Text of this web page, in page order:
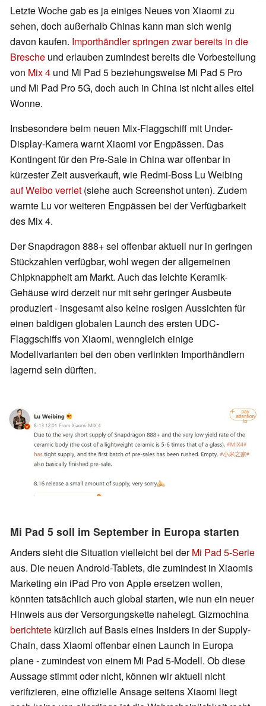
Letzte Woche gab es ja einiges Neues von Xiaomi zu
sehen, doch außerhalb Chinas kann man sich wenig
davon kaufen. Importhändler springen zwar bereits in die
Bresche und erlauben zumindest bereits die Vorbestellung
von Mix 4 und Mi Pad 5 beziehungsweise Mi Pad 5 Pro
und Mi Pad Pro 5G, doch auch in China ist nicht alles eitel
Wonne.
Insbesondere beim neuen Mix-Flaggschiff mit Under-
Display-Kamera warnt Xiaomi vor Engpässen. Das
Kontingent für den Pre-Sale in China war offenbar in
kürzester Zeit ausverkauft, wie Redmi-Boss Lu Weibing
auf Weibo verriet (siehe auch Screenshot unten). Zudem
warnte Lu vor weiteren Engpässen bei der Verfügbarkeit
des Mix 4.
Der Snapdragon 888+ sei offenbar aktuell nur in geringen
Stückzahlen verfügbar, wohl wegen der allgemeinen
Chipknappheit am Markt. Auch das leichte Keramik-
Gehäuse wird derzeit nur mit sehr geringer Ausbeute
produziert - insgesamt also keine rosigen Aussichten für
einen baldigen globalen Launch des ersten UDC-
Flaggschiffs von Xiaomi, wenngleich einige
Modellvarianten bei den oben verlinkten Importhändlern
lagernd sein dürften.
Mi Pad 5 soll im September in Europa starten
Anders sieht die Situation vielleicht bei derMi Pad 5-Serie
aus. Die neuen Android-Tablets, die zumindest in Xiaomis
Marketing ein iPad Pro von Apple ersetzen wollen,
könnten tatsächlich auch global starten, wie nun ein neuer
Hinweis aus der Versorgungskette nahelegt. Gizmochina
berichtete kürzlich auf Basis eines Insiders in der Supply-
Chain, dass Xiaomi offenbar einen Launch in Europa
plane - zumindest von einem Mi Pad 5-Modell. Ob diese
Aussage stimmt oder nicht, können wir aktuell nicht
verifizieren, eine offizielle Ansage seitens Xiaomi liegt